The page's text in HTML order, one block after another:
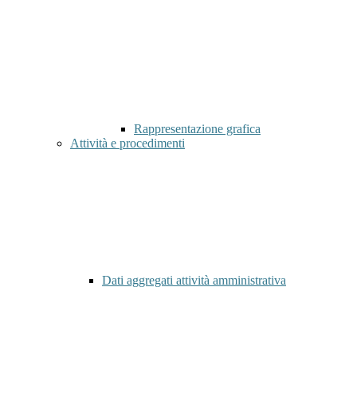
Rappresentazione grafica
Attività e procedimenti
Dati aggregati attività amministrativa